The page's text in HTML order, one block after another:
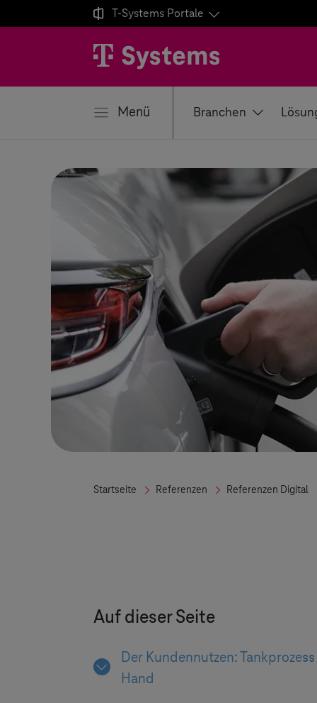
 T-Systems Portale
Menü Branchen
Startseite Referenzen Referenzen Digital
Auf dieser Seite
Der Kundennutzen:
Hand